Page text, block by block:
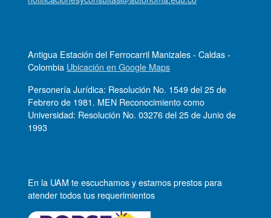
Antigua Estación del Ferrocarril Manizales - Caldas -
Colombia Ubicación en Google Maps
Personería Jurídica: Resolución No. 1549 del 25 de
Febrero de 1981. MEN Reconocimiento como
Universidad: Resolución No. 03276 del 25 de Junio de
1993
En la UAM te escuchamos y estamos prestos para
atender todos tus requerimientos